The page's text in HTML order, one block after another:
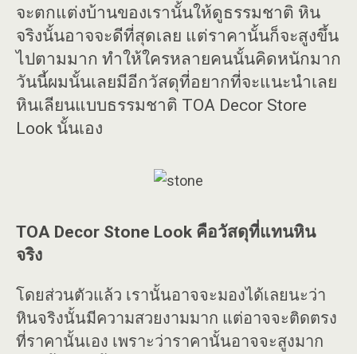
จะตกแต่งบ้านของเรานั้นให้ดูธรรมชาติ หิน
จริงนั้นอาจจะดีที่สุดเลย แต่ราคานั้นก็จะสูงขึ้น
ไปตามมาก ทำให้ใครหลายคนนั้นคิดหนักมาก
วันนี้ผมนั้นเลยมีอีกวัสดุที่อยากที่จะแนะนำเลย
หินเลียนแบบธรรมชาติ TOA Decor Store
Look นั้นเอง
TOA Decor Stone Look คือวัสดุที่แทนหิน
จริง
โดยส่วนตัวแล้ว เรานั้นอาจจะมองได้เลยนะว่า
หินจริงนั้นมีความสวยงามมาก แต่อาจจะติดตรง
ที่ราคานั้นเอง เพราะว่าราคานั้นอาจจะสูงมาก